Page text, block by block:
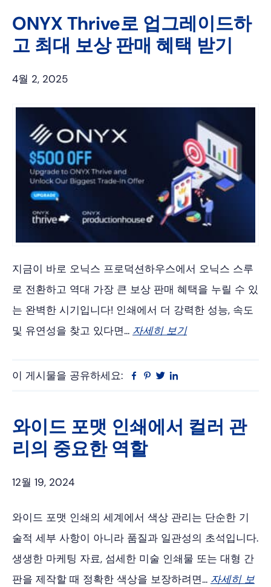
인
ONYX Thrive로 업그레이드하
고 최대 보상 판매 혜택 받기
4월 2, 2025
지금이 바로 오닉스 프로덕션하우스에서 오닉스 스루
로 전환하고 역대 가장 큰 보상 판매 혜택을 누릴 수 있
는 완벽한 시기입니다! 인쇄에서 더 강력한 성능, 속도
및 유연성을 찾고 있다면... 자세히 보기
이 게시물을 공유하세요: Facebook
Pinterest
트
인
와이드 포맷 인쇄에서 컬러 관
리의 중요한 역할
12월 19, 2024
와이드 포맷 인쇄의 세계에서 색상 관리는 단순한 기
술적 세부 사항이 아니라 품질과 일관성의 초석입니다.
생생한 마케팅 자료, 섬세한 미술 인쇄물 또는 대형 간
판을 제작할 때 정확한 색상을 보장하려면... 자세히 보